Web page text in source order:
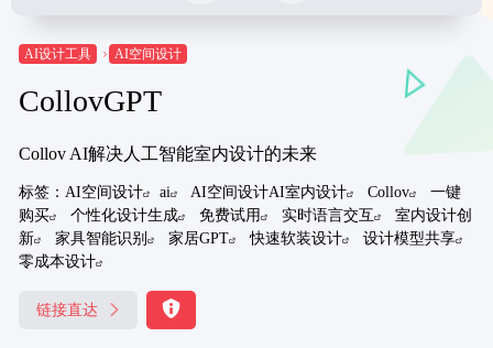
AI设计工具 AI空间设计
CollovGPT
Collov AI解决人工智能室内设计的未来
标签： AI空间设计 ai AI空间设计AI室内设计 Collov
一键
购买
个性化设计生成 免费试用 实时语言交互
室内设计创
新
家具智能识别 家居GPT 快速软装设计
设计模型共享
零成本设计
链接直达